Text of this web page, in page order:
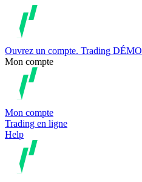
Ouvrez un compte. Trading DÉMO
Mon compte
Mon compte
Trading en ligne
Help